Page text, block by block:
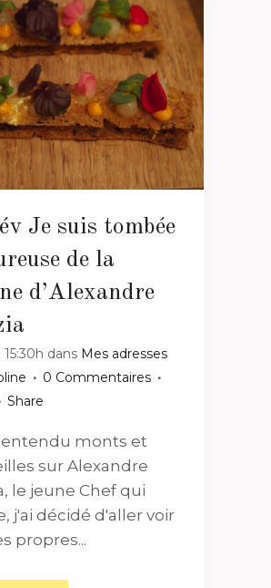
Je suis tombée
de la
d’Alexandre
dans Mes adresses
0 Commentaires
Share
entendu monts et
sur Alexandre
le jeune Chef qui
j'ai décidé d'aller voir
propres...